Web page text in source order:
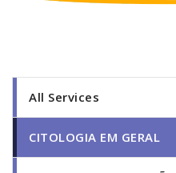
All Services
CITOLOGIA EM GERAL